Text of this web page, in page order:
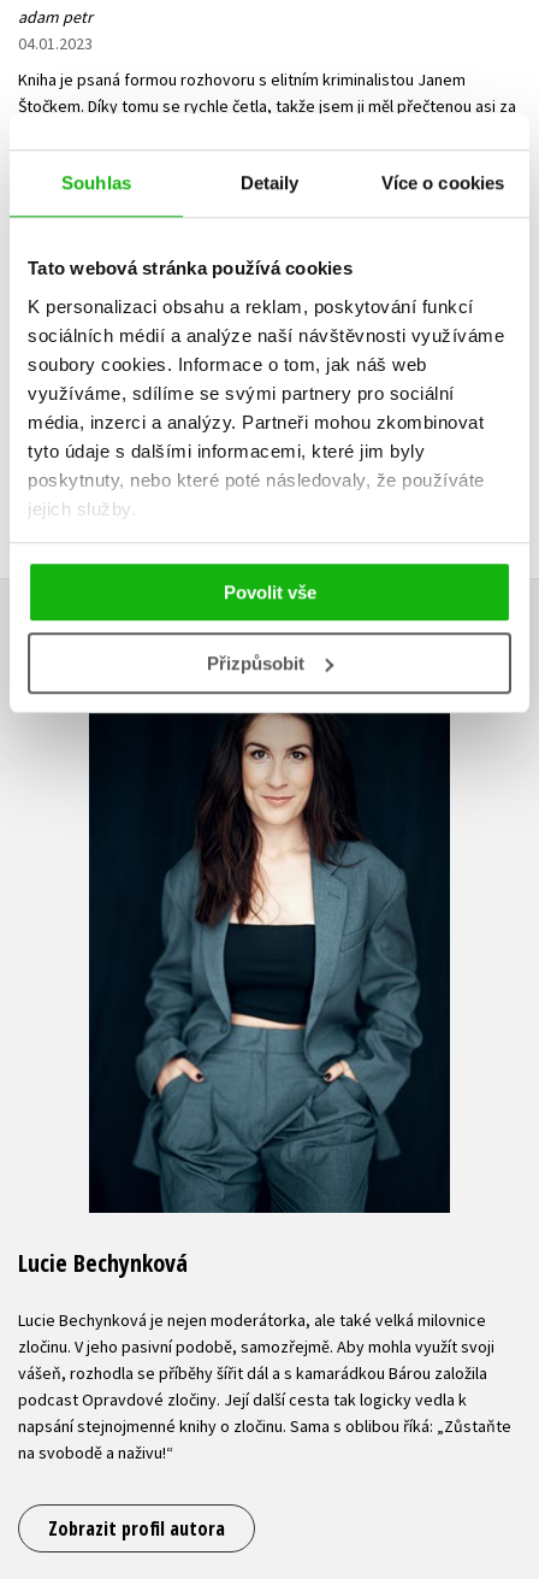
Souhlas Detaily Více o cookies
Tato webová stránka používá cookies
K personalizaci obsahu a reklam, poskytování funkcí
sociálních médií a analýze naší návštěvnosti využíváme
soubory cookies. Informace o tom, jak náš web
využíváme, sdílíme se svými partnery pro sociální
média, inzerci a analýzy. Partneři mohou zkombinovat
tyto údaje s dalšími informacemi, které jim byly
poskytnuty, nebo které poté následovaly, že používáte
jejich služby.
Povolit vše
Přizpůsobit
adam petr
04.01.2023
Kniha je psaná formou rozhovoru s elitním kriminalistou Janem
Štočkem. Díky tomu se rychle četla, takže jsem ji měl přečtenou asi za
povahy. Někdy se mi i u případu trochu navalovalo.... Ale kniha byla
skvělá!!! Jak jsem psal, četla se rychle a dobře, a dostal jsem od ní
5*/5* Děkuji Albatrosmedia za zaslání knihy na spolupráci
Další 1 hodnocení
Vaše hodnocení
Uživatelskou recenzi mohou vkládat pouze registrovaní uživatelé
Přihlásit
AUTOR KNIHY
Lucie Bechynková
Lucie Bechynková je nejen moderátorka, ale také velká milovnice
zločinu. V jeho pasivní podobě, samozřejmě. Aby mohla využít svoji
vášeň, rozhodla se příběhy šířit dál a s kamarádkou Bárou založila
podcast Opravdové zločiny. Její další cesta tak logicky vedla k
napsání stejnojmenné knihy o zločinu. Sama s oblibou říká: „Zůstaňte
na svobodě a naživu!“
Zobrazit profil autora